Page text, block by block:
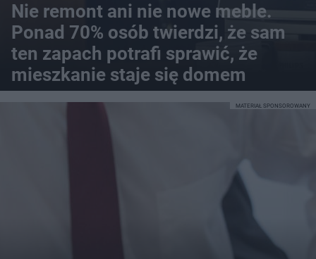
Nie remont ani nie nowe meble.
Ponad 70% osób twierdzi, że sam
ten zapach potrafi sprawić, że
mieszkanie staje się domem
MATERIAŁ SPONSOROWANY